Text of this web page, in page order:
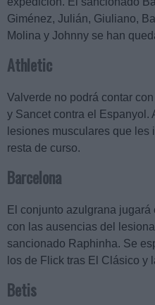
Giménez, Julián, Giuliano,
Molina y Johnny se han
Athletic
Valverde no podrá contar
y Sancet contra el Espanyol.
lesiones musculares que
resta de curso.
Barcelona
El conjunto azulgrana
con las ausencias del
sancionado Raphinha. Se
los de Flick tras El Clásico y
Betis